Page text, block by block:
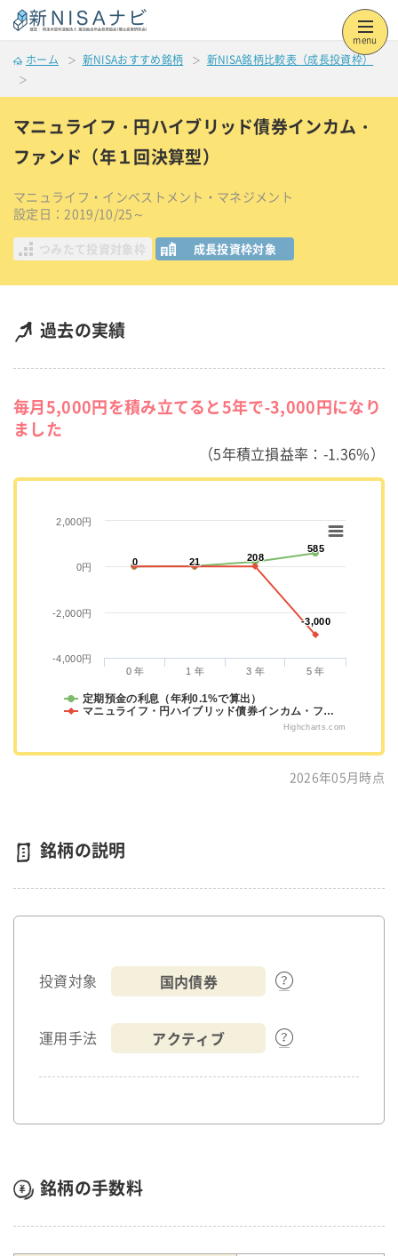
menu
ホーム 新NISAおすすめ銘柄 新NISA銘柄比較表（成長投資枠）
マニュライフ・円ハイブリッド債券インカム・
ファンド（年１回決算型）
マニュライフ・インベストメント・マネジメント
設定日：2019/10/25～
つみたて投資対象枠 成長投資枠対象
過去の実績
毎月5,000円を積み立てると5年で-3,000円になり
ました
（5年積立損益率：-1.36%）
0
0 21
21 208
208
585
585
-3,000
-3,000
定期預金の利息（年利0.1%で算出）
マニュライフ・円ハイブリッド債券インカム・フ…
0 年 1 年 3 年 5 年
-4,000円
-2,000円
0円
2,000円
Highcharts.com
2026年05月時点
銘柄の説明
投資対象 国内債券
運用手法 アクティブ
銘柄の手数料